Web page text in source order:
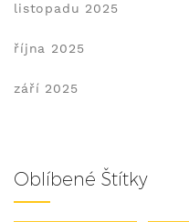
listopadu 2025
října 2025
září 2025
Oblíbené Štítky